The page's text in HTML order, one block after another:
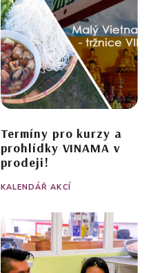
Termíny pro kurzy a
prohlídky VINAMA v
prodeji!
KALENDÁŘ AKCÍ